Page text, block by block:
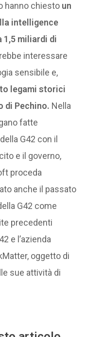
hanno chiesto un
intelligence
1,5 miliardi di
interessare
sensibile e,
legami storici
di Pechino. Nella
fatte
G42 con il
e il governo,
proceda
anche il passato
G42 come
precedenti
e l’azienda
oggetto di
sue attività di